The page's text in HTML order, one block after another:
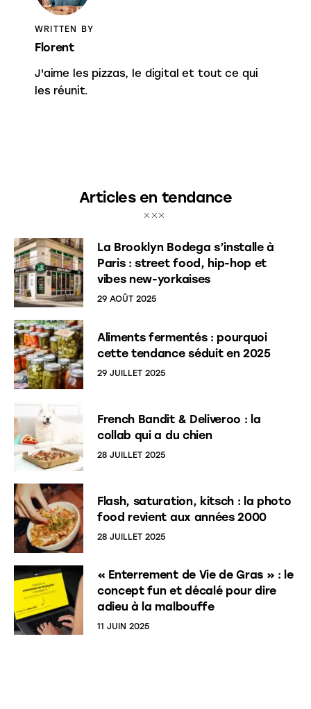
WRITTEN BY
Florent
J'aime les pizzas, le digital et tout ce qui
les réunit.
Articles en tendance
La Brooklyn Bodega s’installe à
Paris : street food, hip-hop et
vibes new-yorkaises
29 AOÛT 2025
Aliments fermentés : pourquoi
cette tendance séduit en 2025
29 JUILLET 2025
French Bandit & Deliveroo : la
collab qui a du chien
28 JUILLET 2025
Flash, saturation, kitsch : la photo
food revient aux années 2000
28 JUILLET 2025
« Enterrement de Vie de Gras » : le
concept fun et décalé pour dire
adieu à la malbouffe
11 JUIN 2025